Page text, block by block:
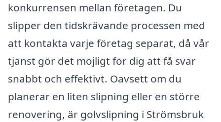
konkurrensen mellan företagen. Du
slipper den tidskrävande processen med
att kontakta varje företag separat, då vår
tjänst gör det möjligt för dig att få svar
snabbt och effektivt. Oavsett om du
planerar en liten slipning eller en större
renovering, är golvslipning i Strömsbruk